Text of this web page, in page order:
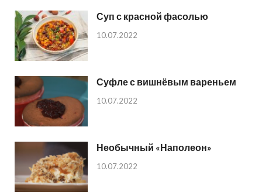
Суп с красной фасолью
10.07.2022
Суфле с вишнёвым вареньем
10.07.2022
Необычный «Наполеон»
10.07.2022